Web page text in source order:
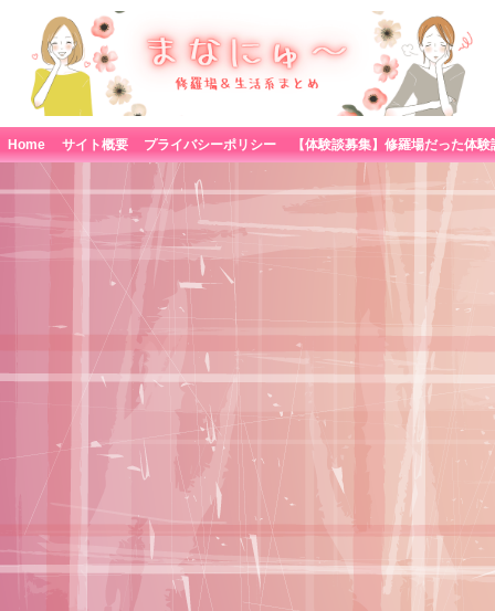
Home サイト概要 プライバシーポリシー